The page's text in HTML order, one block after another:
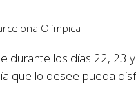
Olímpica
durante los días 22, 23
que lo desee pueda